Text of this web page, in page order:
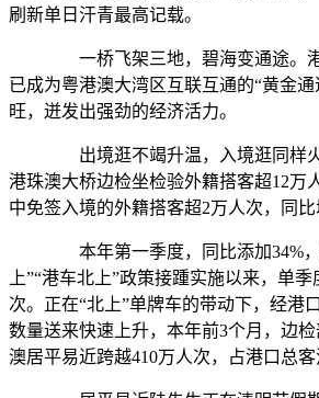
刷新单日汗青最高记载。
一桥飞架三地，碧海变通途。港
已成为粤港澳大湾区互联互通的“黄金
旺，迸发出强劲的经济活力。
出境逛不竭升温，入境逛同样火
港珠澳大桥边检坐检验外籍搭客超12万
中免签入境的外籍搭客超2万人次，同比
本年第一季度，同比添加34%，
上”“港车北上”政策接踵实施以来，单
次。正在“北上”单牌车的带动下，经港
数量送来快速上升，本年前3个月，边
澳居平易近跨越410万人次，占港口总客